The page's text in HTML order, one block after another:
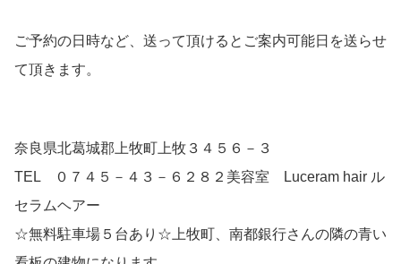
ご予約の日時など、送って頂けるとご案内可能日を送らせ
て頂きます。
奈良県北葛城郡上牧町上牧３４５６－３
TEL ０７４５－４３－６２８２美容室 Luceram hair ル
セラムヘアー
☆無料駐車場５台あり☆上牧町、南都銀行さんの隣の青い